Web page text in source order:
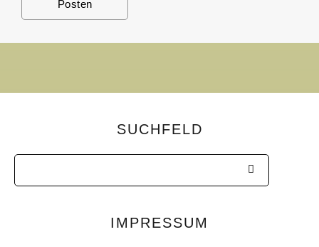
SUCHFELD
IMPRESSUM